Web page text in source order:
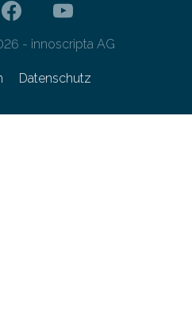
- innoscripta AG
Datenschutz